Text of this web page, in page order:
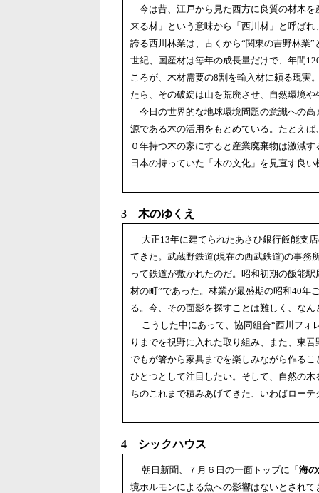
今は昔、江戸から見た西方に良質の材木
来る材」という意味から「西川材」と呼ば
誇る西川林業は、古くから“関東の吉野林業
世紀、国産材は毎年の成長量だけで、年間
ころが、木材需要の8割を輸入材に頼る現実
たら、その破綻は山を荒廃させ、自然環境
今日の世界的な地球環境問題の意識への
源である木の活用をもとめている。たとえ
０年持つ木の家にすると産業廃棄物は激減
日本の持っていた「木の文化」を見直す良
3 木のゆくえ
大正13年に建てられたあさひ銀行飯能支
てきた。武蔵野鉄道(現在の西武鉄道)の事務
って鉄道が敷かれたのだ。昭和初期の飯能
材の町”であった。林業が最盛期の昭和40年
る。今、その面影を探すことは難しく、な
こうした中にあって、協同組合“西川フォ
りまでを視野に入れた取り組み、また、東
でもが箸から家具までを楽しみながら作る
ひとつとして注目したい。そして、自然の
ちのこれまで積みあげてきた、いわばロー
4 シックハウス
朝日新聞、７月６日の一面トップに「 海
境ホルモンによる魚への影響はないとされ